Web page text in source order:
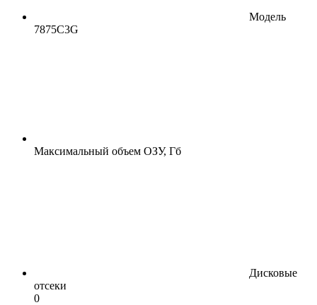
Модель
7875C3G
Максимальный объем ОЗУ, Гб
Дисковые
отсеки
0